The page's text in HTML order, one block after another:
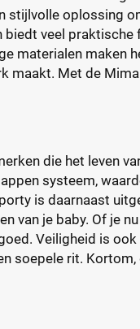
stijlvolle oplossing
biedt veel
materialen maken
maakt. Met de
die het leven
systeem,
is daarnaast
van je baby. Of je
Veiligheid is
soepele rit.